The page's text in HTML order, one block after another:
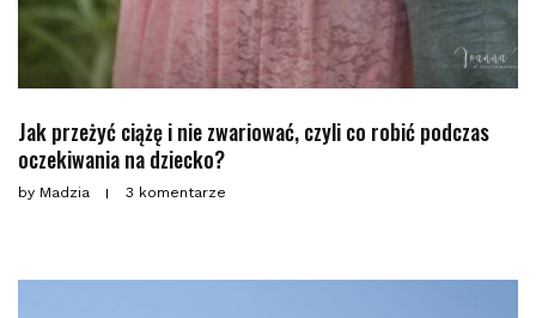
Jak przeżyć ciążę i nie zwariować, czyli co robić podczas
oczekiwania na dziecko?
by Madzia 3 komentarze